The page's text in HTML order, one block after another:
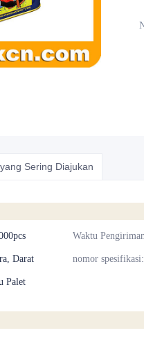
Sering Diajukan
Waktu
Darat nomor spesifikasi:
Palet